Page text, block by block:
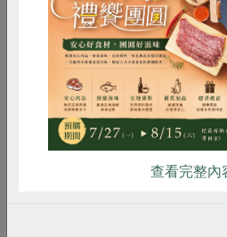
享受幸福~優雅生活的神
我們以搭配合作社食材為主
惜食 RPET 食
雞蛋 食安 共同
查看完整內